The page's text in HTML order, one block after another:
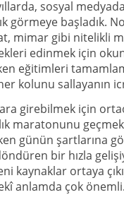
sosyal
görmeye başladık.
mimar gibi nitelikli
edinmek için
eğitimleri
kolunu sallayanın
girebilmek için
maratonunu
günün şartlarına
bir hızla
kaynaklar ortaya
anlamda çok